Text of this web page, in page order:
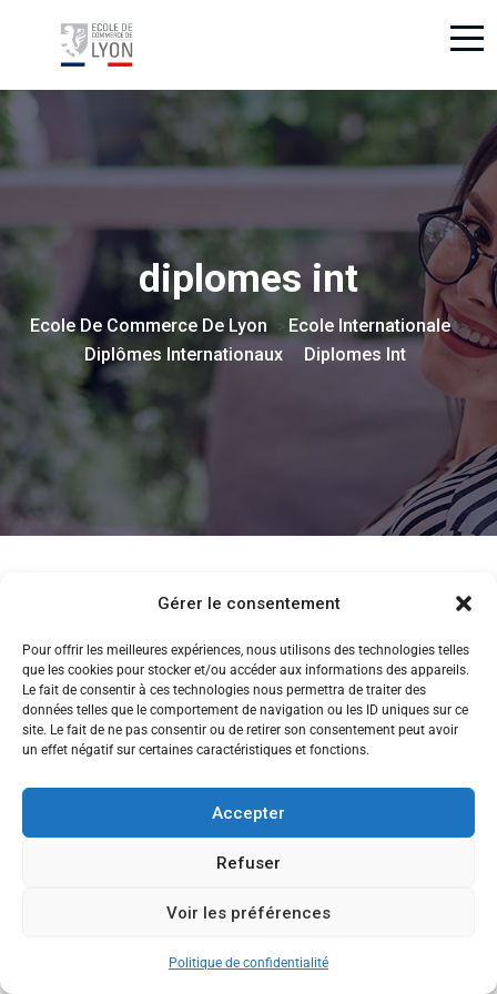
Gérer le consentement
Pour offrir les meilleures expériences, nous utilisons des technologies telles
que les cookies pour stocker et/ou accéder aux informations des appareils.
Le fait de consentir à ces technologies nous permettra de traiter des
données telles que le comportement de navigation ou les ID uniques sur ce
site. Le fait de ne pas consentir ou de retirer son consentement peut avoir
un effet négatif sur certaines caractéristiques et fonctions.
Accepter
Refuser
Voir les préférences
Politique de confidentialité
diplomes int
Ecole De Commerce De Lyon > Ecole Internationale >
Diplômes Internationaux Diplomes Int
CANDIDATEZ MAINTENANT